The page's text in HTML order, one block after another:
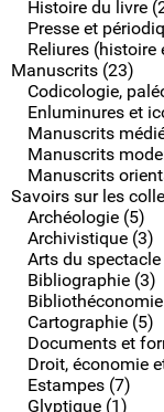
Histoire du livre
Presse et
Reliures (histoire
Manuscrits (23)
Codicologie,
Enluminures et
Manuscrits
Manuscrits
Manuscrits
Savoirs sur les
Archéologie (5)
Archivistique (3)
Arts du spectacle
Bibliographie (3)
Cartographie (5)
Documents et
Droit, économie
Estampes (7)
Glyptique (1)